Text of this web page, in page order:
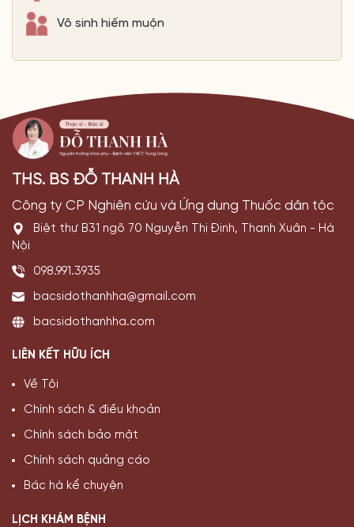
Vô sinh hiếm muộn
THS. BS ĐỖ THANH HÀ
Công ty CP Nghiên cứu và Ứng dụng Thuốc dân tộc
Biệt thự B31 ngõ 70 Nguyễn Thị Định, Thanh Xuân - Hà
Nội
098.991.3935
bacsidothanhha@gmail.com
bacsidothanhha.com
LIÊN KẾT HỮU ÍCH
Về Tôi
Chính sách & điều khoản
Chính sách bảo mật
Chính sách quảng cáo
Bác hà kể chuyện
LỊCH KHÁM BỆNH